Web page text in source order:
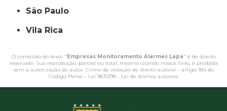
São Paulo
Vila Rica
O conteúdo do texto " Empresas Monitoramento Alarmes Lapa" é de direito
reservado. Sua reprodução, parcial ou total, mesmo citando nossos links, é proibida
sem a autorização do autor. Crime de violação de direito autoral – artigo 184 do
Código Penal – Lei 9610/98 - Lei de direitos autorais.